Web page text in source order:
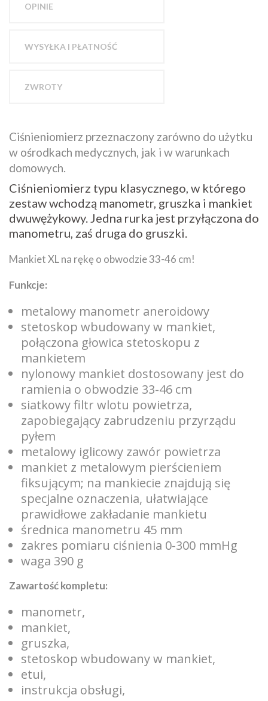
OPINIE
WYSYŁKA I PŁATNOŚĆ
ZWROTY
Ciśnieniomierz przeznaczony zarówno do użytku
w ośrodkach medycznych, jak i w warunkach
domowych.
Ciśnieniomierz typu klasycznego, w którego
zestaw wchodzą manometr, gruszka i mankiet
dwuwężykowy. Jedna rurka jest przyłączona do
manometru, zaś druga do gruszki.
Mankiet XL na rękę o obwodzie 33-46 cm!
Funkcje:
metalowy manometr aneroidowy
stetoskop wbudowany w mankiet,
połączona głowica stetoskopu z
mankietem
nylonowy mankiet dostosowany jest do
ramienia o obwodzie 33-46 cm
siatkowy filtr wlotu powietrza,
zapobiegający zabrudzeniu przyrządu
pyłem
metalowy iglicowy zawór powietrza
mankiet z metalowym pierścieniem
fiksującym; na mankiecie znajdują się
specjalne oznaczenia, ułatwiające
prawidłowe zakładanie mankietu
średnica manometru 45 mm
zakres pomiaru ciśnienia 0-300 mmHg
waga 390 g
Zawartość kompletu:
manometr,
mankiet,
gruszka,
stetoskop wbudowany w mankiet,
etui,
instrukcja obsługi,